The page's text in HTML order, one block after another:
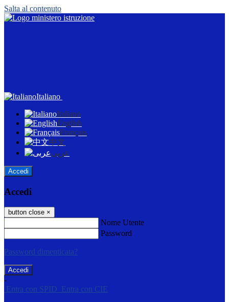
Salta al contenuto
Italiano
Italiano
English
Français
中文
عربى
Accedi
Accedi
button close ×
Nome Utente
Password
Password dimenticata?
-
Entra con SPID
Entra con CIE